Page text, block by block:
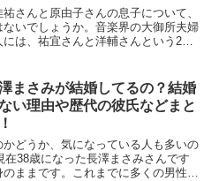
さんと原由子さんの息子について、
いでしょうか。音楽界の大御所夫婦
は、祐宜さんと洋輔さんという2人
まさみが結婚してるの？結婚
い理由や歴代の彼氏などまと
どうか、気になっている人も多いの
38歳になった長澤まさみさんです
ままです。これまでに多くの男性と